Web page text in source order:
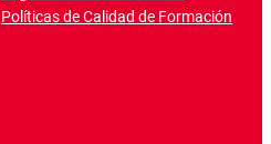
Políticas de Calidad de Formación